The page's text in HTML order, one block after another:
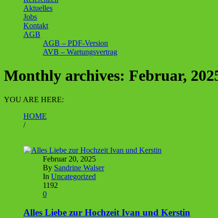
Aktuelles
Jobs
Kontakt
AGB
AGB – PDF-Version
AVB – Wartungsvertrag
Monthly archives: Februar,
YOU ARE HERE:
HOME
/
Februar 20, 2025
By Sandrine Walser
In Uncategorized
1192
0
Alles Liebe zur Hochzeit Ivan und Kerstin